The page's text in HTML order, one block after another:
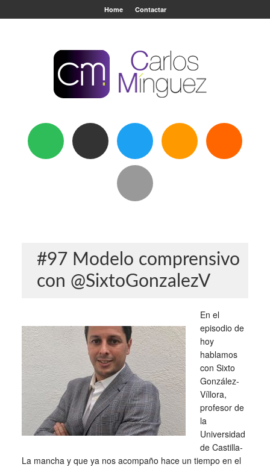
Home Contactar
#97 Modelo comprensivo
con @SixtoGonzalezV
En el
episodio de
hoy
hablamos
con Sixto
González-
Víllora,
profesor de
la
Universidad
de Castilla-
La mancha y que ya nos acompaño hace un tiempo en el